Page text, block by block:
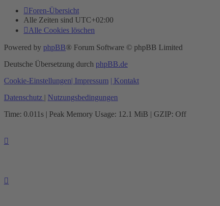
Foren-Übersicht
Alle Zeiten sind UTC+02:00
Alle Cookies löschen
Powered by phpBB® Forum Software © phpBB Limited
Deutsche Übersetzung durch phpBB.de
Cookie-Einstellungen| Impressum | Kontakt
Datenschutz | Nutzungsbedingungen
Time: 0.011s | Peak Memory Usage: 12.1 MiB | GZIP: Off